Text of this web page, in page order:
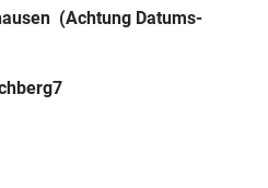
(Achtung Datums-